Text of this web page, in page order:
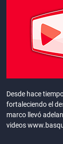
Desde hace
fortaleciendo el
marco llevó
videos